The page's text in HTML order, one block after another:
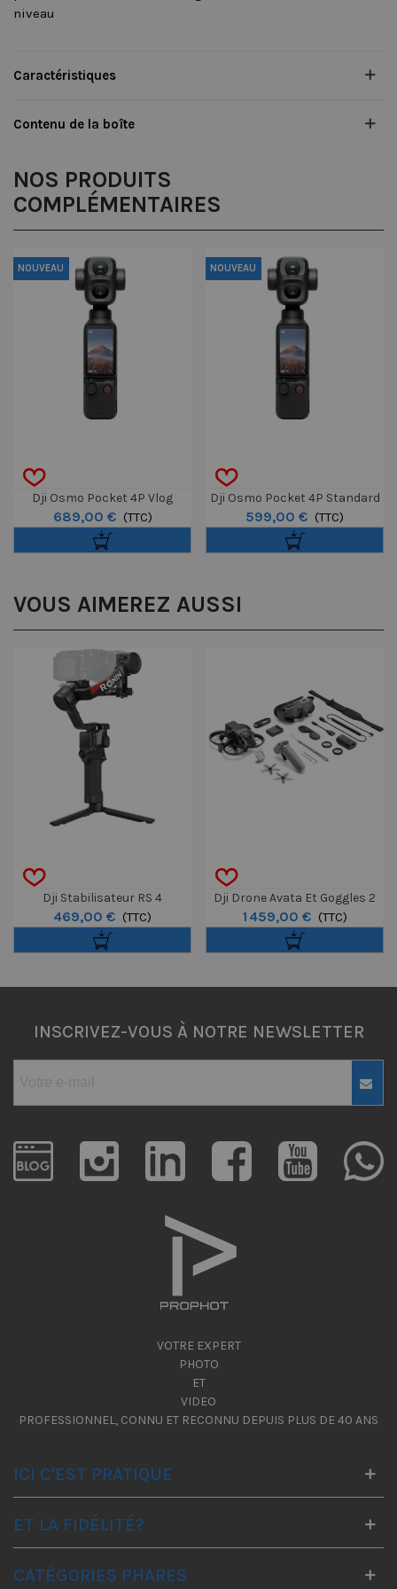
niveau
Caractéristiques
Contenu de la boîte
NOS PRODUITS
COMPLÉMENTAIRES
NOUVEAU
Dji Osmo Pocket 4P Vlog
Combo
689,00 € (TTC)
NOUVEAU
Dji Osmo Pocket 4P Standard
Combo
599,00 € (TTC)
VOUS AIMEREZ AUSSI
Dji Stabilisateur RS 4
469,00 € (TTC)
Dji Drone Avata Et Goggles 2
Pro View Combo
1 459,00 € (TTC)
INSCRIVEZ-VOUS À NOTRE NEWSLETTER
VOTRE EXPERT
PHOTO
ET
VIDEO
PROFESSIONNEL, CONNU ET RECONNU DEPUIS PLUS DE 40 ANS
ICI C'EST PRATIQUE
ET LA FIDÉLITÉ?
CATÉGORIES PHARES